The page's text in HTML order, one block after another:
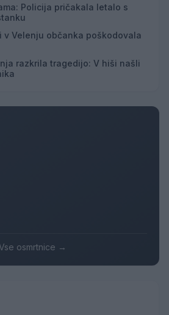
Policija pričakala letalo s
v Velenju občanka poškodovala
razkrila tragedijo: V hiši našli
osmrtnice →